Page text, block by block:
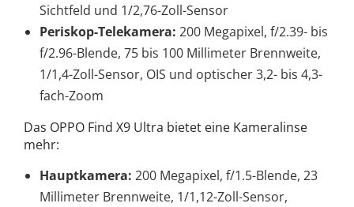
Sichtfeld und 1/2,76-Zoll-Sensor
Periskop-Telekamera: 200 Megapixel, f/2.39- bis
f/2.96-Blende, 75 bis 100 Millimeter Brennweite,
1/1,4-Zoll-Sensor, OIS und optischer 3,2- bis 4,3-
fach-Zoom
Das OPPO Find X9 Ultra bietet eine Kameralinse
mehr:
Hauptkamera: 200 Megapixel, f/1.5-Blende, 23
Millimeter Brennweite, 1/1,12-Zoll-Sensor,